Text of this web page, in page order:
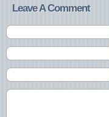
Leave A Comment